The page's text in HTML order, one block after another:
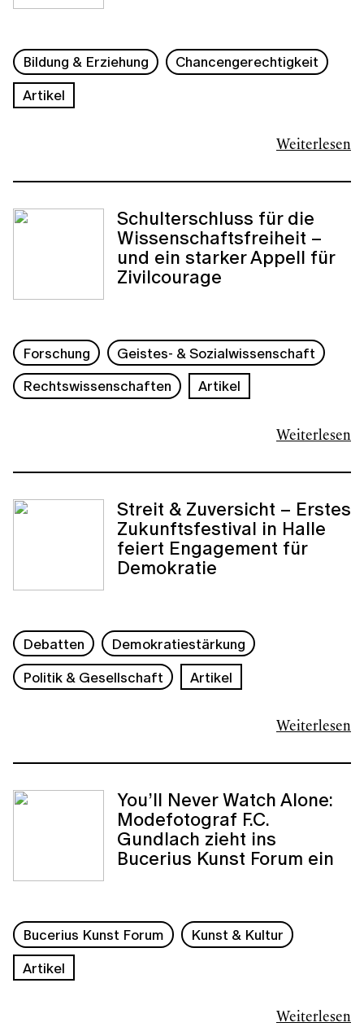
Weiterlesen
Bildung & Erziehung
Chancengerechtigkeit
Artikel
Schulterschluss für die
Wissenschaftsfreiheit –
und ein starker Appell für
Zivilcourage
Weiterlesen
Forschung
Geistes- & Sozialwissenschaft
Rechtswissenschaften
Artikel
Streit & Zuversicht – Erstes
Zukunftsfestival in Halle
feiert Engagement für
Demokratie
Weiterlesen
Debatten
Demokratiestärkung
Politik & Gesellschaft
Artikel
You’ll Never Watch Alone:
Modefotograf F.C.
Gundlach zieht ins
Bucerius Kunst Forum ein
Weiterlesen
Bucerius Kunst Forum
Kunst & Kultur
Artikel